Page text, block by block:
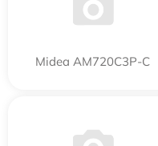
Midea AM720C3P-C